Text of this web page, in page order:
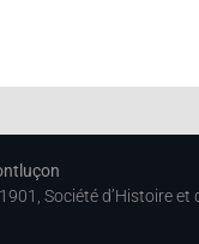
Société d’Histoire et